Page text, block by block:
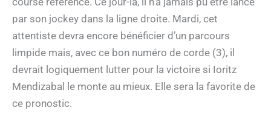
par son jockey dans la ligne droite. Mardi, cet
attentiste devra encore bénéficier d’un parcours
limpide mais, avec ce bon numéro de corde (3), il
devrait logiquement lutter pour la victoire si Ioritz
Mendizabal le monte au mieux. Elle sera la favorite de
ce pronostic.